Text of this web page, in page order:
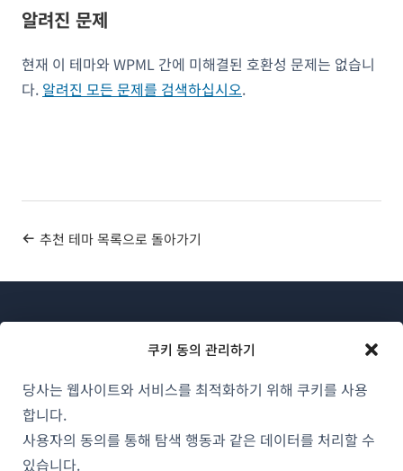
쿠키 동의 관리하기
당사는 웹사이트와 서비스를 최적화하기 위해 쿠키를 사용
합니다.
사용자의 동의를 통해 탐색 행동과 같은 데이터를 처리할 수
있습니다.
알려진 문제
현재 이 테마와 WPML 간에 미해결된 호환성 문제는 없습니
다. 알려진 모든 문제를 검색하십시오.
추천 테마 목록으로 돌아가기
WPML 소개
GDPR 및 개인정보 처리방침